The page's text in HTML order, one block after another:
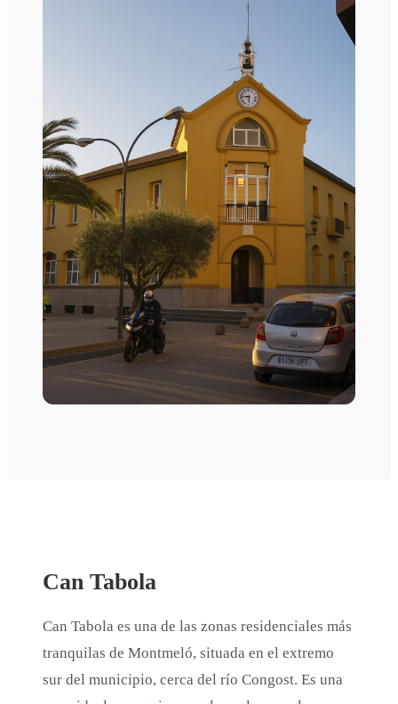
Can Tabola
Can Tabola es una de las zonas residenciales más
tranquilas de Montmeló, situada en el extremo
sur del municipio, cerca del río Congost. Es una